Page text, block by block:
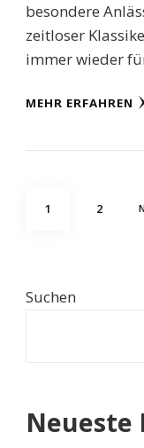
besondere
zeitloser
immer wieder
MEHR ERFAHREN
SEITE
1 SEITE
2
Suchen
Neueste